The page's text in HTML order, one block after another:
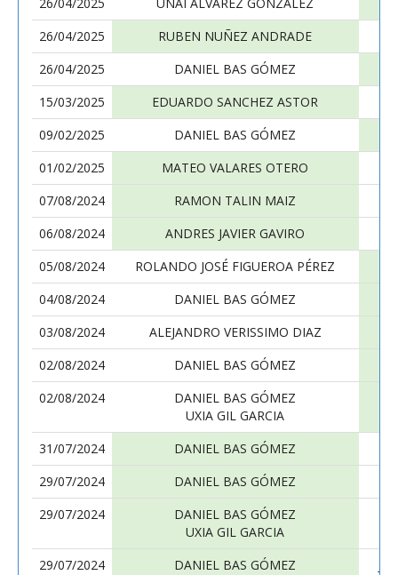
26/04/2025
RUBEN NUÑEZ ANDRADE
26/04/2025
DANIEL BAS GÓMEZ
15/03/2025
EDUARDO SANCHEZ ASTOR
09/02/2025
DANIEL BAS GÓMEZ
01/02/2025
MATEO VALARES OTERO
07/08/2024
RAMON TALIN MAIZ
06/08/2024
ANDRES JAVIER GAVIRO
05/08/2024
ROLANDO JOSÉ FIGUEROA PÉREZ
04/08/2024
DANIEL BAS GÓMEZ
03/08/2024
ALEJANDRO VERISSIMO DIAZ
02/08/2024
DANIEL BAS GÓMEZ
02/08/2024
DANIEL BAS GÓMEZ
UXIA GIL GARCIA
31/07/2024
DANIEL BAS GÓMEZ
29/07/2024
DANIEL BAS GÓMEZ
29/07/2024
DANIEL BAS GÓMEZ
UXIA GIL GARCIA
29/07/2024
DANIEL BAS GÓMEZ